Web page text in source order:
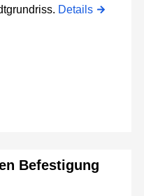
Details
Befestigung